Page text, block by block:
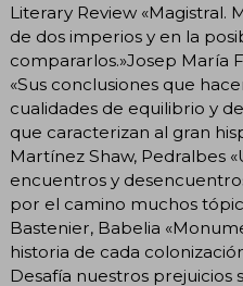
Literary Review «Magistral.
de dos imperios y en la
compararlos.»Josep María
«Sus conclusiones que
cualidades de equilibrio y
que caracterizan al gran
Martínez Shaw, Pedralbes
encuentros y
por el camino muchos
Bastenier, Babelia
historia de cada
Desafía nuestros prejuicios